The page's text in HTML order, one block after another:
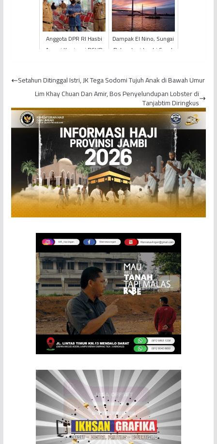
Anggota DPR RI Hasbi
Ansori Kunjungi RSUD
Dampak El Nino, Sungai
Batanghari Jambi Surut
Setahun Ditinggal Istri, JK Tega Sodomi Tujuh Anak di Bawah Umur
Lim Khay Chuan Dan Amir, Bos Penyelundupan Lobster di
Tanjabtim Diringkus